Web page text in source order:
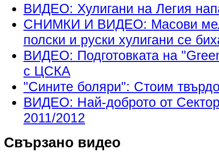
ВИДЕО: Хулигани на Легия
СНИМКИ И ВИДЕО: Масови
полски и руски хулигани се
ВИДЕО: Подготовката на
с ЦСКА
"Сините боляри": Стоим
ВИДЕО: Най-доброто от
2011/2012
Свързано видео